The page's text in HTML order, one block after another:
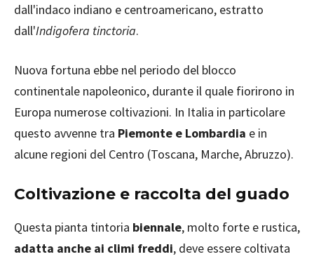
dall'indaco indiano e centroamericano, estratto
dall'Indigofera tinctoria.
Nuova fortuna ebbe nel periodo del blocco
continentale napoleonico, durante il quale fiorirono in
Europa numerose coltivazioni. In Italia in particolare
questo avvenne tra Piemonte e Lombardia e in
alcune regioni del Centro (Toscana, Marche, Abruzzo).
Coltivazione e raccolta del guado
Questa pianta tintoria biennale, molto forte e rustica,
adatta anche ai climi freddi, deve essere coltivata